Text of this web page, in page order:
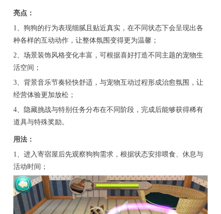
亮点：
1、狗狗的行为表现细腻且贴近真实，在不同状态下会呈现出各
种各样的互动动作，让整体氛围变得更为温馨；
2、场景装饰风格变化丰富，可根据喜好打造不同主题的宠物生
活空间；
3、背景音乐节奏轻快舒适，与宠物互动过程形成治愈氛围，让
经营体验更加放松；
4、隐藏挑战与特别任务分布在不同阶段，完成后能够获得稀有
道具与特殊奖励。
用法：
1、进入寄宿屋后先观察狗狗需求，根据状态安排喂食、休息与
活动时间；